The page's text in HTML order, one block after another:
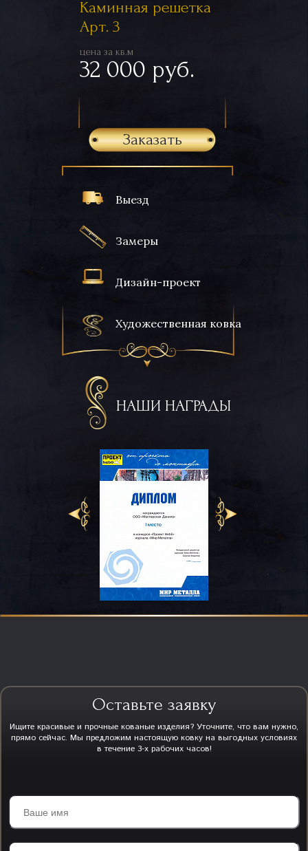
Выезд
Замеры
Дизайн-проект
Художественная ковка
НАШИ НАГРАДЫ
Каминная решетка
Арт. 3
цена за кв.м
32 000 руб.
Заказать
Оставьте заявку
Ищите красивые и прочные кованые изделия? Уточните, что вам нужно,
прямо сейчас. Мы предложим настоящую ковку на выгодных условиях
в течение 3-х рабочих часов!